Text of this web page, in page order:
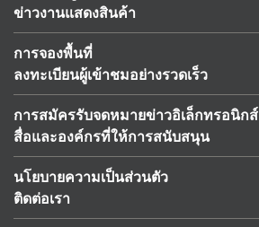
ข่าวงานแสดงสินค้า
การจองพื้นที่
ลงทะเบียนผู้เข้าชมอย่างรวดเร็ว
การสมัครรับจดหมายข่าวอิเล็กทรอนิกส์
สื่อและองค์กรที่ให้การสนับสนุน
นโยบายความเป็นส่วนตัว
ติดต่อเรา